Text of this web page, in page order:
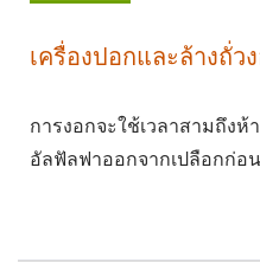
เครื่องปอกและล้างถั่ว
การงอกจะใช้เวลาสามถึงห้
อัลฟัลฟาออกจากเปลือกก่อ